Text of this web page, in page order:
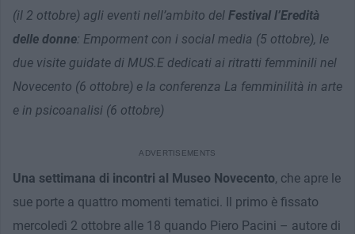
(il 2 ottobre) agli eventi nell’ambito del Festival l’Eredità
delle donne: Emporment con i social media (5 ottobre), le
due visite guidate di MUS.E dedicati ai ritratti femminili nel
Novecento (6 ottobre) e la conferenza La femminilità in arte
e in psicoanalisi (6 ottobre)
Una settimana di incontri al Museo Novecento, che apre le
sue porte a quattro momenti tematici. Il primo è fissato
mercoledì 2 ottobre alle 18 quando Piero Pacini – autore di